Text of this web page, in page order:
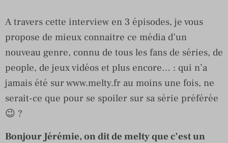
A travers cette interview en 3 épisodes, je vous
propose de mieux connaitre ce média d’un
nouveau genre, connu de tous les fans de séries, de
people, de jeux vidéos et plus encore… : qui n’a
jamais été sur www.melty.fr au moins une fois, ne
serait-ce que pour se spoiler sur sa série préférée
😉 ?
Bonjour Jérémie, on dit de melty que c’est un